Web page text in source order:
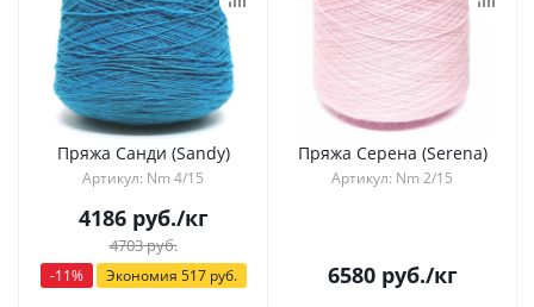
Пряжа Санди (Sandy)
Артикул: Nm 4/15
4186руб./кг
4703руб.
-11% Экономия 517руб.
Пряжа Серена (Serena)
Артикул: Nm 2/15
6580руб./кг